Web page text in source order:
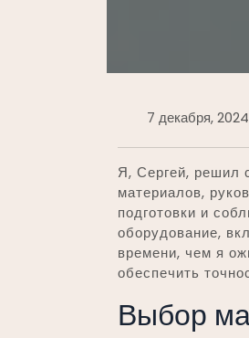
7 декабря, 2024
Я, Сергей, решил
материалов,
подготовки и
оборудование,
времени, чем я
обеспечить
Выбор